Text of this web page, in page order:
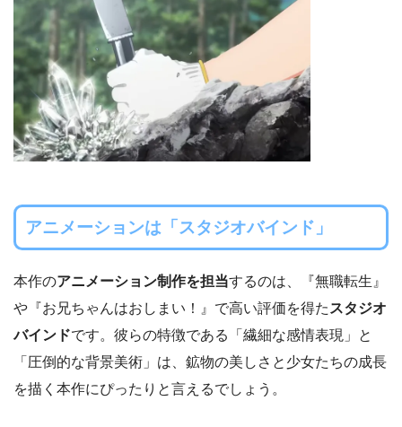
アニメーションは「スタジオバインド」
本作のアニメーション制作を担当するのは、『無職転生』
や『お兄ちゃんはおしまい！』で高い評価を得た スタジオ
バインドです。彼らの特徴である「繊細な感情表現」と
「圧倒的な背景美術」は、鉱物の美しさと少女たちの成長
を描く本作にぴったりと言えるでしょう。